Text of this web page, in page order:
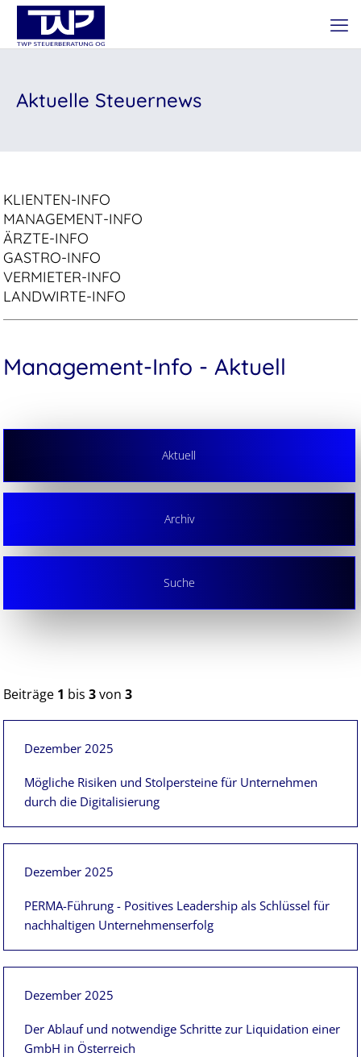
Aktuelle Steuernews
KLIENTEN-INFO
MANAGEMENT-INFO
ÄRZTE-INFO
GASTRO-INFO
VERMIETER-INFO
LANDWIRTE-INFO
Management-Info - Aktuell
Aktuell
Archiv
Suche
Beiträge 1 bis3von3
Dezember 2025
Mögliche Risiken und Stolpersteine für Unternehmen
durch die Digitalisierung
Dezember 2025
PERMA-Führung - Positives Leadership als Schlüssel für
nachhaltigen Unternehmenserfolg
Dezember 2025
Der Ablauf und notwendige Schritte zur Liquidation einer
GmbH in Österreich